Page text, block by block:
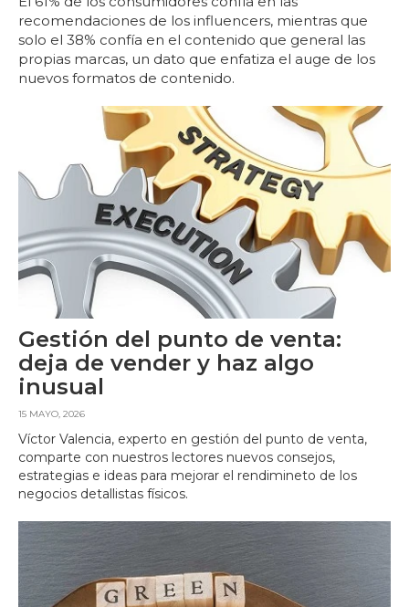
recomendaciones de los influencers, mientras que
solo el 38% confía en el contenido que general las
propias marcas, un dato que enfatiza el auge de los
nuevos formatos de contenido.
Gestión del punto de venta:
deja de vender y haz algo
inusual
15 MAYO, 2026
Víctor Valencia, experto en gestión del punto de venta,
comparte con nuestros lectores nuevos consejos,
estrategias e ideas para mejorar el rendimineto de los
negocios detallistas físicos.